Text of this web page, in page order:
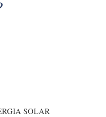
SOLAR